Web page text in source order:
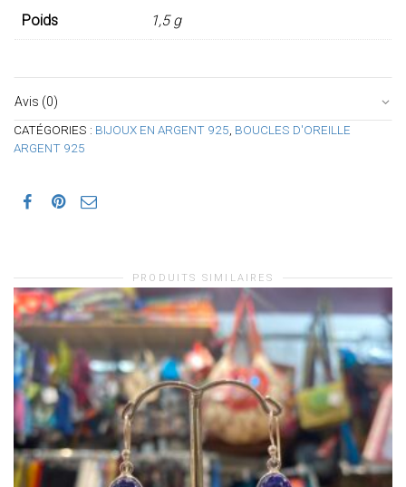
Poids 1,5 g
Avis (0)
CATÉGORIES : BIJOUX EN ARGENT 925 BOUCLES D'OREILLE
ARGENT 925
PRODUITS SIMILAIRES